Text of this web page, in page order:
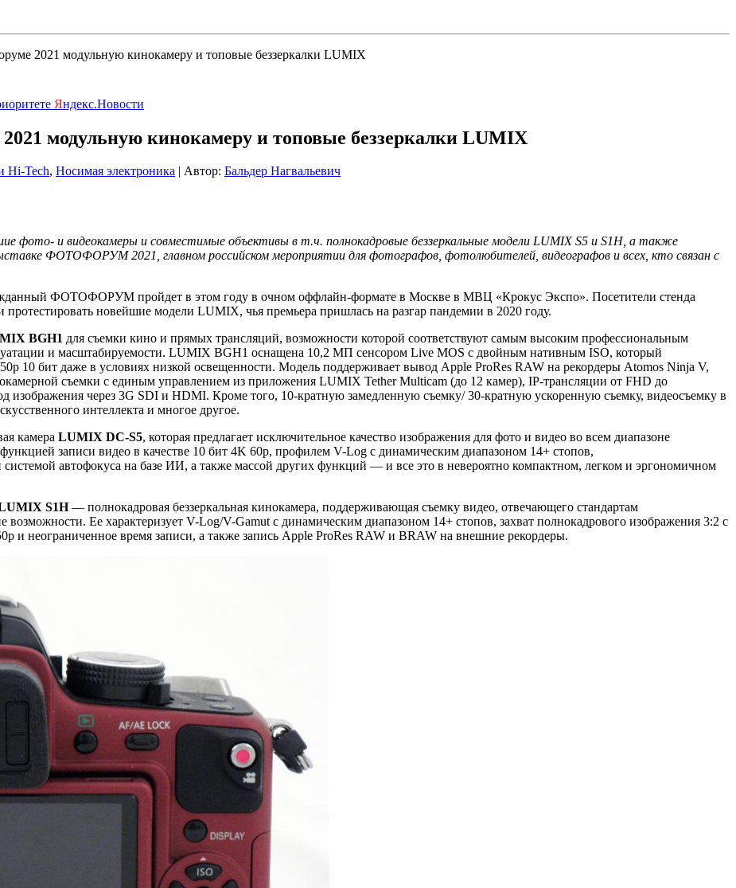
2021 модульную кинокамеру и топовые беззеркалки LUMIX
Яндекс.Новости
модульную кинокамеру и топовые беззеркалки LUMIX
Hi-Tech, Носимая электроника | Автор: Бальдер Нагвальевич
фото- и видеокамеры и совместимые объективы в т.ч. полнокадровые беззеркальные модели LUMIX S5 и S1H, а также
ФОТОФОРУМ 2021, главном российском мероприятии для фотографов, фотолюбителей, видеографов и всех, кто связан с
ФОТОФОРУМ пройдет в этом году в очном оффлайн-формате в Москве в МВЦ «Крокус Экспо». Посетители стенда
новейшие модели LUMIX, чья премьера пришлась на разгар пандемии в 2020 году.
BGH1 для съемки кино и прямых трансляций, возможности которой соответствуют самым высоким профессиональным
и масштабируемости. LUMIX BGH1 оснащена 10,2 МП сенсором Live MOS с двойным нативным ISO, который
10 бит даже в условиях низкой освещенности. Модель поддерживает вывод Apple ProRes RAW на рекордеры Atomos Ninja V,
съемки с единым управлением из приложения LUMIX Tether Multicam (до 12 камер), IP-трансляции от FHD до
через 3G SDI и HDMI. Кроме того, 10-кратную замедленную съемку/ 30-кратную ускоренную съемку, видеосъемку в
интеллекта и многое другое.
камера LUMIX DC-S5, которая предлагает исключительное качество изображения для фото и видео во всем диапазоне
записи видео в качестве 10 бит 4K 60p, профилем V-Log с динамическим диапазоном 14+ стопов,
автофокуса на базе ИИ, а также массой других функций — и все это в невероятно компактном, легком и эргономичном
S1H— полнокадровая беззеркальная кинокамера, поддерживающая съемку видео, отвечающего стандартам
Ее характеризует V-Log/V-Gamut с динамическим диапазоном 14+ стопов, захват полнокадрового изображения 3:2 с
и неограниченное время записи, а также запись Apple ProRes RAW и BRAW на внешние рекордеры.